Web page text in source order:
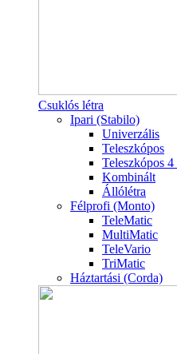
Csuklós létra
Ipari (Stabilo)
Univerzális
Teleszkópos
Teleszkópos 4
Kombinált
Állólétra
Félprofi (Monto)
TeleMatic
MultiMatic
TeleVario
TriMatic
Háztartási (Corda)